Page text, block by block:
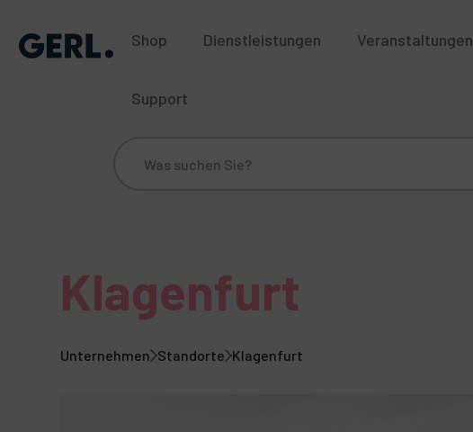
Shop Dienstleistungen Veranstaltungen
Support
Klagenfurt
Unternehmen Standorte Klagenfurt